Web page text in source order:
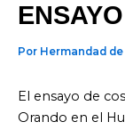
Por Hermandad
El ensayo de
Orando en el